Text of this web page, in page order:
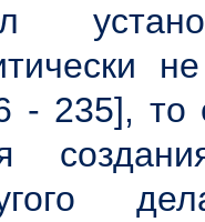
- 235], то